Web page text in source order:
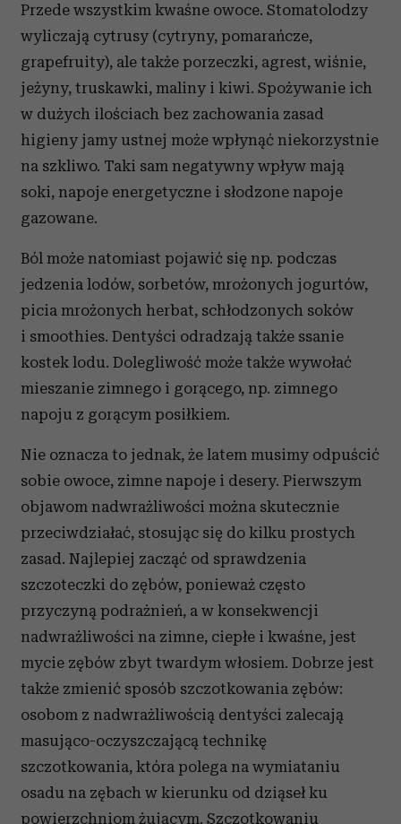
Przede wszystkim kwaśne owoce. Stomatolodzy
wyliczają cytrusy (cytryny, pomarańcze,
grapefruity), ale także porzeczki, agrest, wiśnie,
jeżyny, truskawki, maliny i kiwi. Spożywanie ich
w dużych ilościach bez zachowania zasad
higieny jamy ustnej może wpłynąć niekorzystnie
na szkliwo. Taki sam negatywny wpływ mają
soki, napoje energetyczne i słodzone napoje
gazowane.
Ból może natomiast pojawić się np. podczas
jedzenia lodów, sorbetów, mrożonych jogurtów,
picia mrożonych herbat, schłodzonych soków
i smoothies. Dentyści odradzają także ssanie
kostek lodu. Dolegliwość może także wywołać
mieszanie zimnego i gorącego, np. zimnego
napoju z gorącym posiłkiem.
Nie oznacza to jednak, że latem musimy odpuścić
sobie owoce, zimne napoje i desery. Pierwszym
objawom nadwrażliwości można skutecznie
przeciwdziałać, stosując się do kilku prostych
zasad. Najlepiej zacząć od sprawdzenia
szczoteczki do zębów, ponieważ często
przyczyną podrażnień, a w konsekwencji
nadwrażliwości na zimne, ciepłe i kwaśne, jest
mycie zębów zbyt twardym włosiem. Dobrze jest
także zmienić sposób szczotkowania zębów:
osobom z nadwrażliwością dentyści zalecają
masująco-oczyszczającą technikę
szczotkowania, która polega na wymiataniu
osadu na zębach w kierunku od dziąseł ku
powierzchniom żującym. Szczotkowaniu